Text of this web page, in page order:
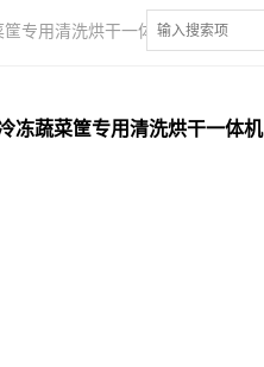
专用清洗烘干一体机
冻蔬菜筐专用清洗烘干一体机